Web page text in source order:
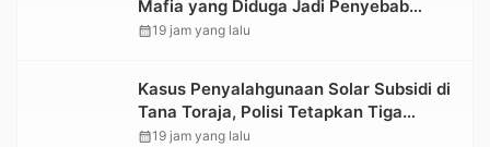
Mafia yang Diduga Jadi Penyebab
Kelangkaan BBM di Toraja
calendar_month19 jam yang lalu
Kasus Penyalahgunaan Solar Subsidi di
Tana Toraja, Polisi Tetapkan Tiga
Tersangka Baru
calendar_month19 jam yang lalu